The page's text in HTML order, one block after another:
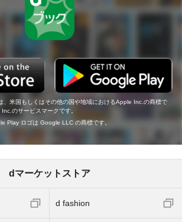
米国もしくはその他の国や地域におけるApple Inc.の商標で
のサービスマークです。
Play ロゴは Google LLC の商標です。
dマーケットストア
d fashion